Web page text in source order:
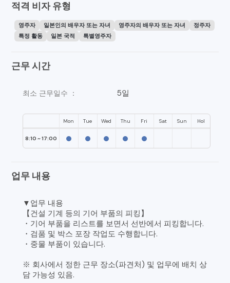
적격 비자 유형
영주자 일본인의 배우자 또는 자녀 영주자의 배우자 또는 자녀
정주자
특정 활동
일본 국적 특별영주자
근무 시간
최소 근무일수 ： 5일
Mon Tue Wed Thu Fri Sat Sun Hol
8:10 ~ 17:00
업무 내용
▼업무 내용
【건설 기계 등의 기어 부품의 피킹】
・기어 부품을 리스트를 보면서 선반에서 피킹합니다.
・검품 및 박스 포장 작업도 수행합니다.
・중물 부품이 있습니다.
※ 회사에서 정한 근무 장소(파견처) 및 업무에 배치 상
담 가능성 있음.